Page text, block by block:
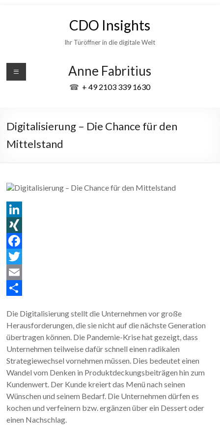
CDO Insights
Ihr Türöffner in die digitale Welt
Anne Fabritius
☎ + 49 2103 339 1630
Digitalisierung – Die Chance für den
Mittelstand
L
i
n
k
e
I
n
X
I
N
G
F
a
c
b
o
o
k
T
w
t
t
e
r
E
a
i
l
e
i
l
e
n
Die Digitalisierung stellt die Unternehmen vor große
Herausforderungen, die sie nicht auf die nächste Generation
übertragen können. Die Pandemie-Krise hat gezeigt, dass
Unternehmen teilweise dafür schnell einen radikalen
Strategiewechsel vornehmen müssen. Dies bedeutet einen
Wandel vom Denken in Produktdeckungsbeiträgen hin zum
Kundenwert. Der Kunde kreiert das Menü nach seinen
Wünschen und seinem Bedarf. Die Unternehmen dürfen es
kochen und verfeinern bzw. ergänzen über ein Dessert oder
einen Nachschlag.